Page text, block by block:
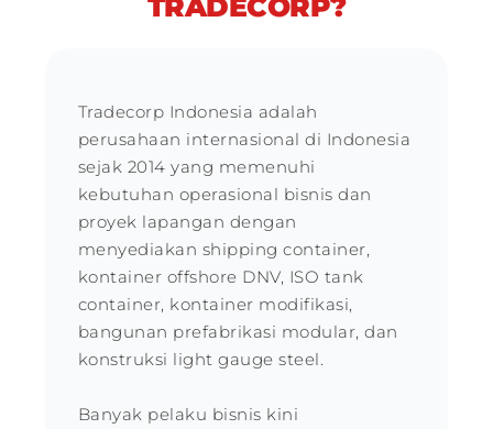
TRADECORP?
Tradecorp Indonesia adalah
perusahaan internasional di Indonesia
sejak 2014 yang memenuhi
kebutuhan operasional bisnis dan
proyek lapangan dengan
menyediakan shipping container,
kontainer offshore DNV, ISO tank
container, kontainer modifikasi,
bangunan prefabrikasi modular, dan
konstruksi light gauge steel.
Banyak pelaku bisnis kini